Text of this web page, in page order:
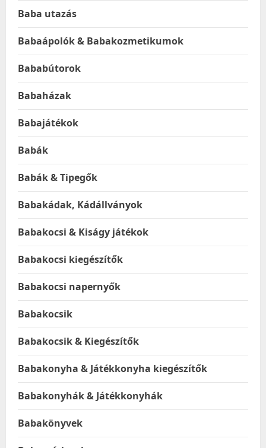
Baba utazás
Babaápolók & Babakozmetikumok
Bababútorok
Babaházak
Babajátékok
Babák
Babák & Tipegők
Babakádak, Kádállványok
Babakocsi & Kiságy játékok
Babakocsi kiegészítők
Babakocsi napernyők
Babakocsik
Babakocsik & Kiegészítők
Babakonyha & Játékkonyha kiegészítők
Babakonyhák & Játékkonyhák
Babakönyvek